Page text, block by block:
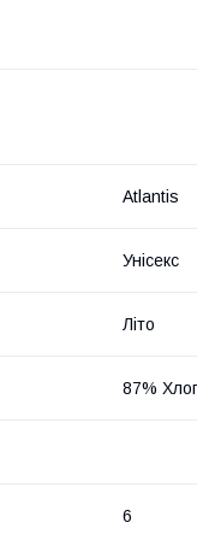
Atlantis
Унісекс
Літо
87%
6